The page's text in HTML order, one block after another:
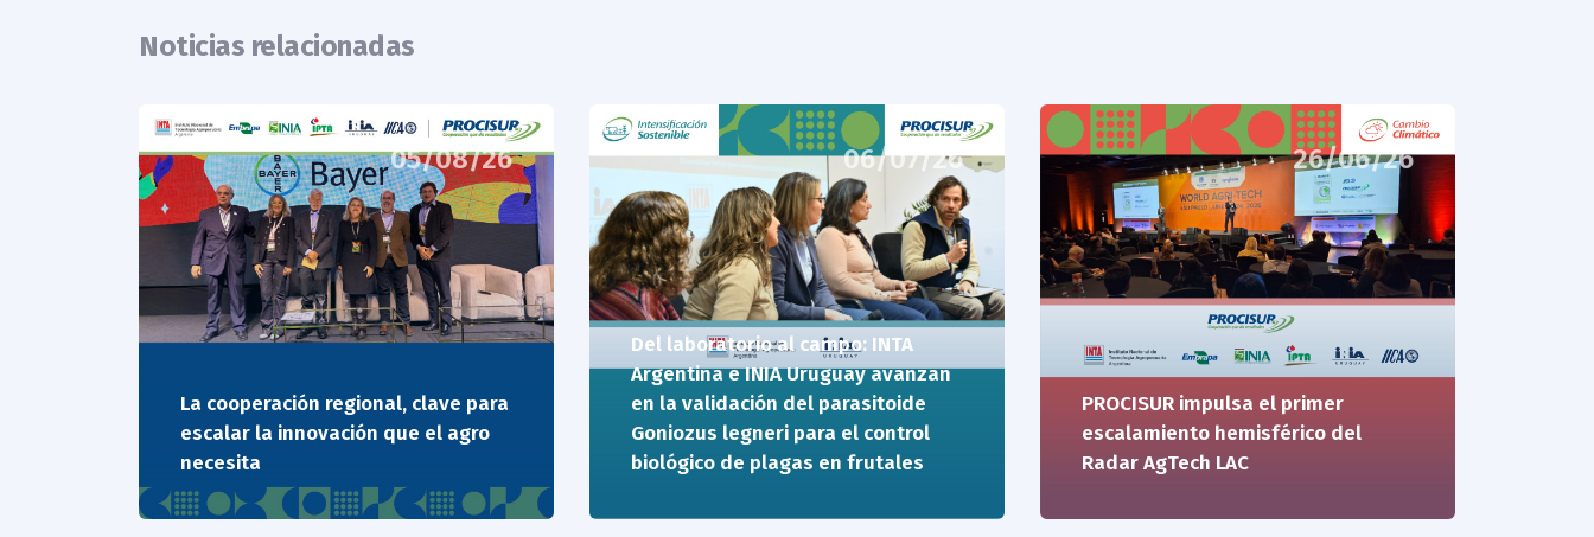
Noticias relacionadas
05/08/26
La cooperación regional, clave para
escalar la innovación que el agro
necesita
06/07/26
Del laboratorio al campo: INTA
Argentina e INIA Uruguay avanzan
en la validación del parasitoide
Goniozus legneri para el control
biológico de plagas en frutales
26/06/26
PROCISUR impulsa el primer
escalamiento hemisférico del
Radar AgTech LAC